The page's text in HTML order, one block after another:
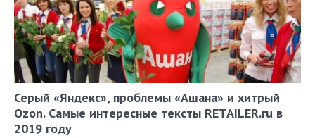
Серый «Яндекс», проблемы «Ашана» и хитрый
Ozon. Самые интересные тексты RETAILER.ru в
2019 году